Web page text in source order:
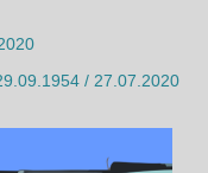
/ 27.07.2020